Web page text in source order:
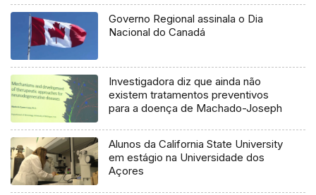
Governo Regional assinala o Dia
Nacional do Canadá
Investigadora diz que ainda não
existem tratamentos preventivos
para a doença de Machado-Joseph
Alunos da California State University
em estágio na Universidade dos
Açores